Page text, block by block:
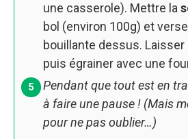
une casserole). Mettre la
bol (environ 100g) et
bouillante dessus.
puis égrainer avec une
Pendant que tout est en
à faire une pause ! (Mais
pour ne pas oublier…)